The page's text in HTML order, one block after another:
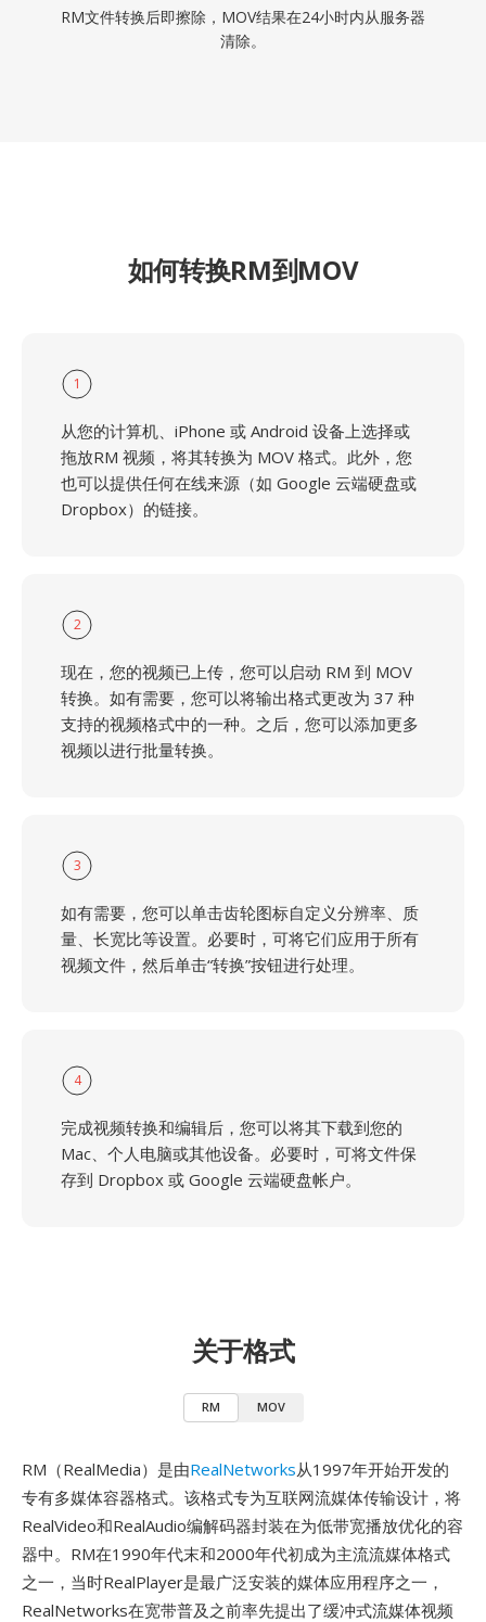
RM文件转换后即擦除，MOV结果在24小时内从服务器
清除。
如何转换RM到MOV
1
从您的计算机、iPhone 或 Android 设备上选择或
拖放RM 视频，将其转换为 MOV 格式。此外，您
也可以提供任何在线来源（如 Google 云端硬盘或
Dropbox）的链接。
2
现在，您的视频已上传，您可以启动 RM 到 MOV
转换。如有需要，您可以将输出格式更改为 37 种
支持的视频格式中的一种。之后，您可以添加更多
视频以进行批量转换。
3
如有需要，您可以单击齿轮图标自定义分辨率、质
量、长宽比等设置。必要时，可将它们应用于所有
视频文件，然后单击“转换”按钮进行处理。
4
完成视频转换和编辑后，您可以将其下载到您的
Mac、个人电脑或其他设备。必要时，可将文件保
存到 Dropbox 或 Google 云端硬盘帐户。
关于格式
RM MOV
RM（RealMedia）是由RealNetworks从1997年开始开发的
专有多媒体容器格式。该格式专为互联网流媒体传输设计，将
RealVideo和RealAudio编解码器封装在为低带宽播放优化的容
器中。RM在1990年代末和2000年代初成为主流流媒体格式
之一，当时RealPlayer是最广泛安装的媒体应用程序之一，
RealNetworks在宽带普及之前率先提出了缓冲式流媒体视频